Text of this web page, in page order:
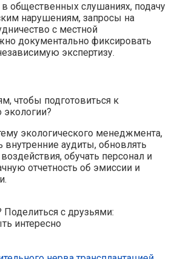
в общественных слушаниях, подачу
нарушениям, запросы на
с местной
документально фиксировать
экспертизу.
чтобы подготовиться к
экологического менеджмента,
внутренние аудиты, обновлять
обучать персонал и
отчетность об эмиссии и
Поделиться с друзьями:
интересно